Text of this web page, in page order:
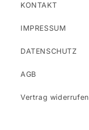
KONTAKT
IMPRESSUM
DATENSCHUTZ
AGB
Vertrag widerrufen